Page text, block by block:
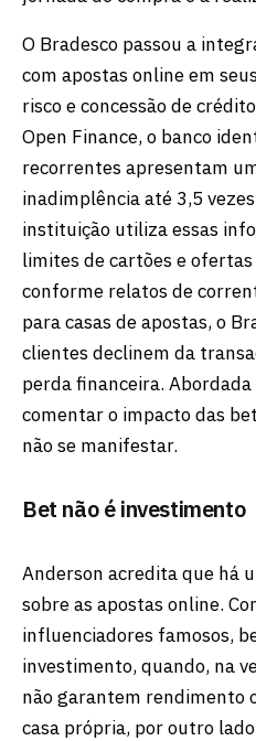
O Bradesco passou a
com apostas online em
risco e concessão de
Open Finance, o banco
recorrentes apresentam
inadimplência até 3,5
instituição utiliza essas
limites de cartões e
conforme relatos de
para casas de apostas, o
clientes declinem da
perda financeira.
comentar o impacto das
não se manifestar.
Bet não é investimento
Anderson acredita que há
sobre as apostas online.
influenciadores famosos,
investimento, quando, na
não garantem rendimento
casa própria, por outro